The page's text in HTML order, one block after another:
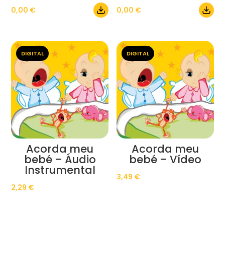
0,00 € 0,00 €
DIGITAL
Acorda meu
bebé – Áudio
Instrumental
2,29 €
DIGITAL
Acorda meu
bebé – Vídeo
3,49 €